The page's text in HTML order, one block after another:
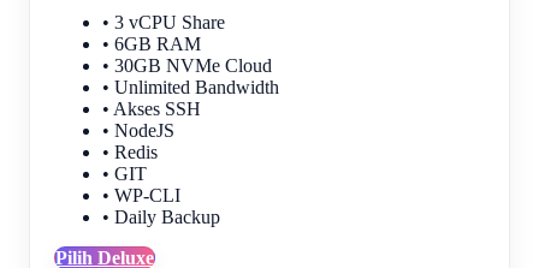
• 3 vCPU Share
• 6GB RAM
• 30GB NVMe Cloud
• Unlimited Bandwidth
• Akses SSH
• NodeJS
• Redis
• GIT
• WP-CLI
• Daily Backup
Pilih Deluxe